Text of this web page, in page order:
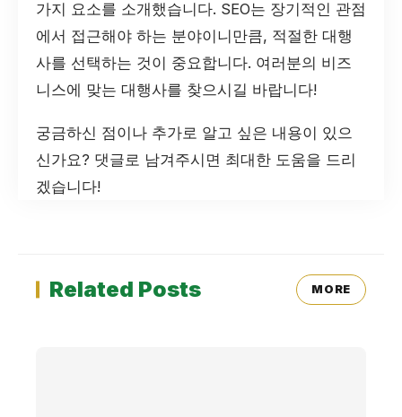
가지 요소를 소개했습니다. SEO는 장기적인 관점
에서 접근해야 하는 분야이니만큼, 적절한 대행
사를 선택하는 것이 중요합니다. 여러분의 비즈
니스에 맞는 대행사를 찾으시길 바랍니다!
궁금하신 점이나 추가로 알고 싶은 내용이 있으
신가요? 댓글로 남겨주시면 최대한 도움을 드리
겠습니다!
Related Posts MORE